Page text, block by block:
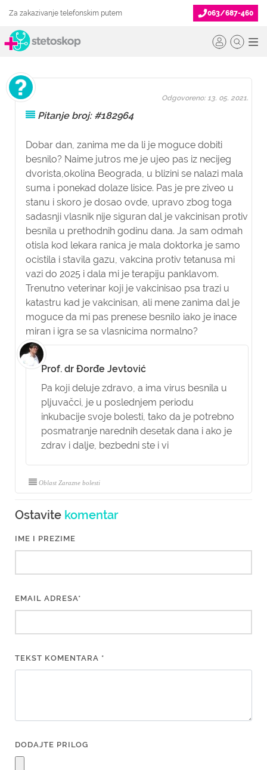
Za zakazivanje telefonskim putem 063/687-460
Pitanje broj: #182964
Dobar dan, zanima me da li je moguce dobiti
besnilo? Naime jutros me je ujeo pas iz necijeg
dvorista,okolina Beograda, u blizini se nalazi mala
suma i ponekad dolaze lisice. Pas je pre ziveo u
stanu i skoro je dosao ovde, upravo zbog toga
sadasnji vlasnik nije siguran dal je vakcinisan protiv
besnila u prethodnih godinu dana. Ja sam odmah
otisla kod lekara ranica je mala doktorka je samo
ocistila i stavila gazu, vakcina protiv tetanusa mi
vazi do 2025 i dala mi je terapiju panklavom.
Trenutno veterinar koji je vakcinisao psa trazi u
katastru kad je vakcinisan, ali mene zanima dal je
moguce da mi pas prenese besnilo iako je inace
miran i igra se sa vlasnicima normalno?
Odgovoreno: 13. 05. 2021.
Prof. dr Đorđe Jevtović
Pa koji deluje zdravo, a ima virus besnila u
pljuvačci, je u poslednjem periodu
inkubacije svoje bolesti, tako da je potrebno
posmatranje narednih desetak dana i ako je
zdrav i dalje, bezbedni ste i vi
Oblast Zarazne bolesti
Ostavite komentar
IME I PREZIME
EMAIL ADRESA*
TEKST KOMENTARA *
DODAJTE PRILOG